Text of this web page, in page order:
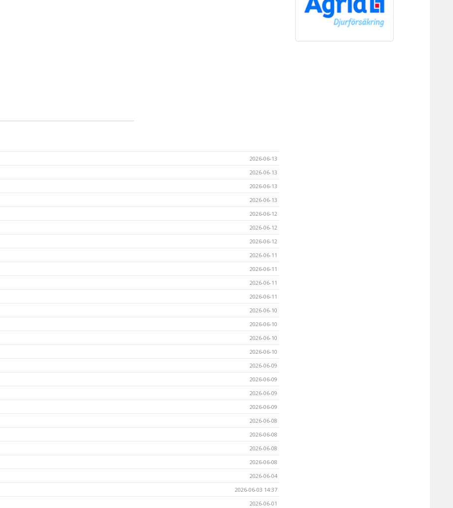
2026-06-13
2026-06-13
2026-06-13
2026-06-13
2026-06-12
2026-06-12
2026-06-12
2026-06-11
2026-06-11
2026-06-11
2026-06-11
2026-06-10
2026-06-10
2026-06-10
2026-06-10
2026-06-09
2026-06-09
2026-06-09
2026-06-09
2026-06-08
2026-06-08
2026-06-08
2026-06-08
2026-06-04
2026-06-03 14:37
2026-06-01